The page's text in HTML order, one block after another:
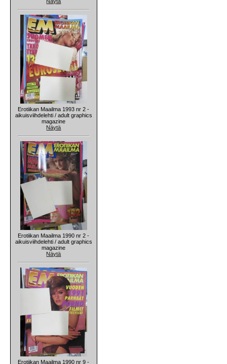
Erotiikan Maailma 1993 nr 2 -
aikuisviihdelehti / adult graphics
magazine
Näytä
Erotiikan Maailma 1990 nr 2 -
aikuisviihdelehti / adult graphics
magazine
Näytä
Erotiikan Maailma 1990 nr 9 -